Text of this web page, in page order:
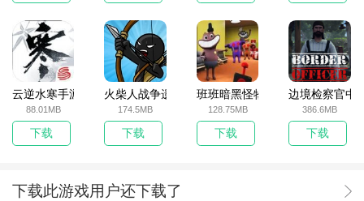
云逆水寒手游
88.01MB
下载
火柴人战争遗产无敌版
174.5MB
下载
班班暗黑怪物生存挑战5
128.75MB
下载
边境检察官中
386.6MB
下载
下载此游戏用户还下载了